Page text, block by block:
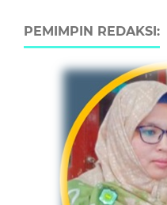
PEMIMPIN REDAKSI: